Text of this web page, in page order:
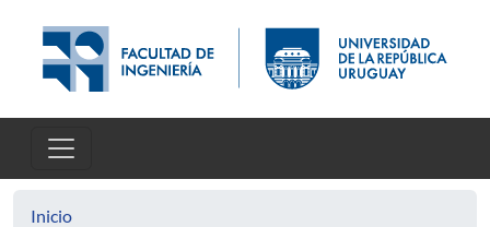
Inicio